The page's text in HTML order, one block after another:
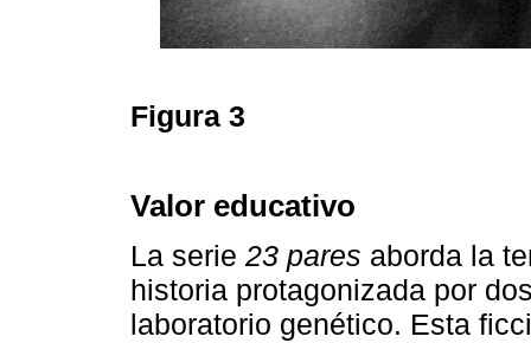
Figura 3
Valor educativo
La serie 23 pares aborda la
historia protagonizada por
laboratorio genético. Esta